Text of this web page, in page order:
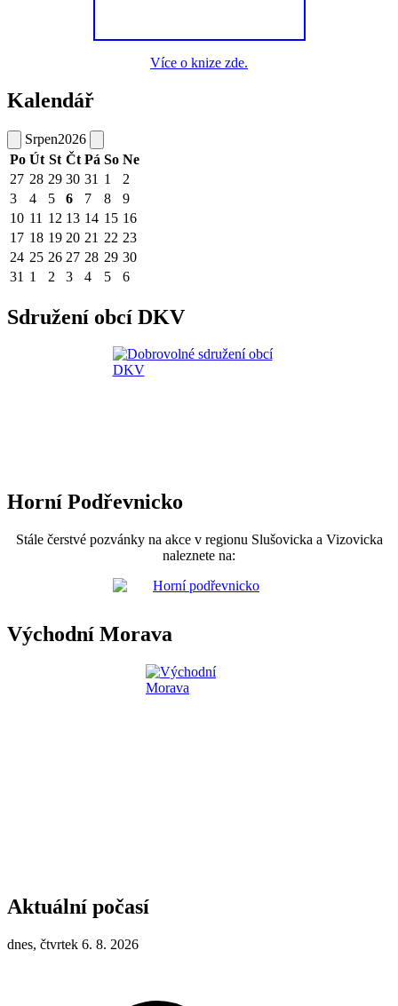
Více o knize zde.
Kalendář
Srpen2026
Po Út St Čt Pá So Ne
27 28 29 30 31 1
2
3
4 5 6 7 8
9
10 11 12 13 14 15 16
17 18 19 20 21 22 23
24 25 26 27 28 29 30
31 1 2 3 4 5 6
Sdružení obcí DKV
Horní Podřevnicko
Stále čerstvé pozvánky na akce v regionu Slušovicka a Vizovicka
naleznete na:
Východní Morava
Aktuální počasí
dnes, čtvrtek 6. 8. 2026